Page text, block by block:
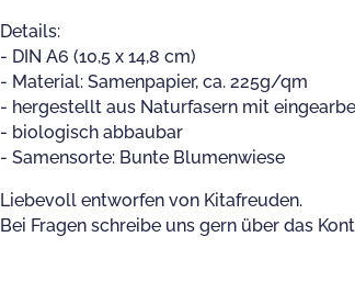
Details:
- DIN A6 (10,5 x 14,8 cm)
- Material: Samenpapier, ca. 225g/qm
- hergestellt aus Naturfasern mit
- biologisch abbaubar
- Samensorte: Bunte Blumenwiese
Liebevoll entworfen von Kitafreuden.
Bei Fragen schreibe uns gern über das